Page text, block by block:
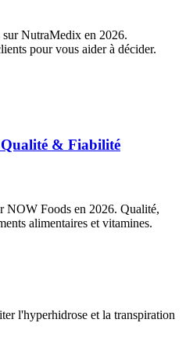
sur NutraMedix en 2026.
pour vous aider à décider.
& Fiabilité
NOW Foods en 2026. Qualité,
alimentaires et vitamines.
l'hyperhidrose et la transpiration